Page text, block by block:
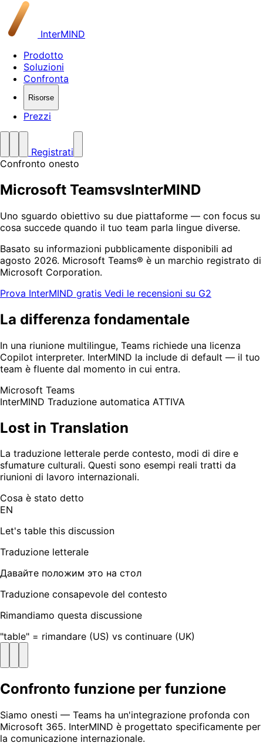
InterMIND
Prodotto
Soluzioni
Confronta
Risorse
Prezzi
Registrati
Confronto onesto
Microsoft TeamsvsInterMIND
Uno sguardo obiettivo su due piattaforme — con focus su
cosa succede quando il tuo team parla lingue diverse.
Basato su informazioni pubblicamente disponibili ad
agosto 2026. Microsoft Teams® è un marchio registrato di
Microsoft Corporation.
Prova InterMIND gratis Vedi le recensioni su G2
La differenza fondamentale
In una riunione multilingue, Teams richiede una licenza
Copilot interpreter. InterMIND la include di default — il tuo
team è fluente dal momento in cui entra.
Microsoft Teams
InterMIND Traduzione automatica ATTIVA
Lost in Translation
La traduzione letterale perde contesto, modi di dire e
sfumature culturali. Questi sono esempi reali tratti da
riunioni di lavoro internazionali.
Cosa è stato detto
EN
Let's table this discussion
Traduzione letterale
Давайте положим это на стол
Traduzione consapevole del contesto
Rimandiamo questa discussione
"table" = rimandare (US) vs continuare (UK)
Confronto funzione per funzione
Siamo onesti — Teams ha un'integrazione profonda con
Microsoft 365. InterMIND è progettato specificamente per
la comunicazione internazionale.